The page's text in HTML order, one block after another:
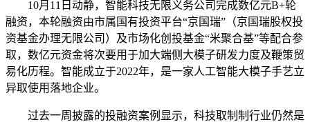
10月11日动静，智能科技无限义务公司完成数亿元B+轮
融资，本轮融资由市属国有投资平台“京国瑞”（京国瑞股权投
资基金办理无限公司）及市场化创投基金“米聚合基”等配合参
取，数亿元资金将次要用于加大端侧大模子研发力度及鞭策贸
易化历程。智能成立于2022年，是一家人工智能大模子手艺立
异取使用落地企业。
过去一周披露的投融资案例显示，科技取制制行业仍然是